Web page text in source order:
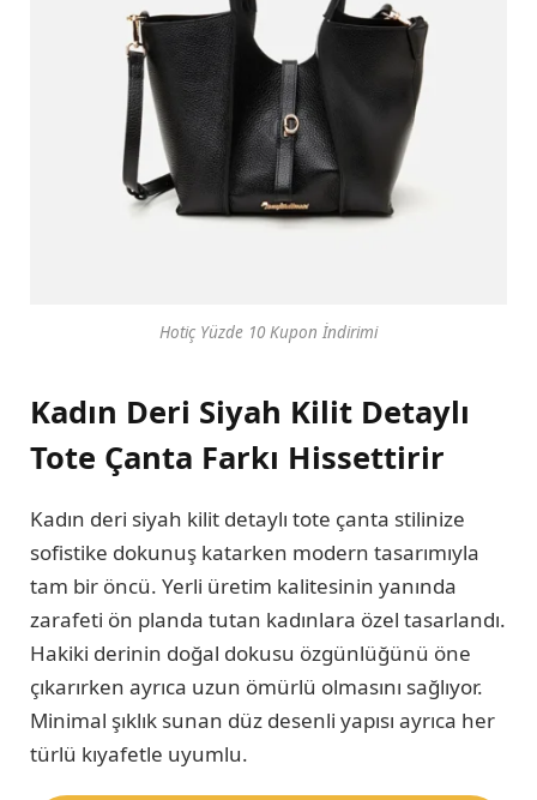
Hotiç Yüzde 10 Kupon İndirimi
Kadın Deri Siyah Kilit Detaylı
Tote Çanta Farkı Hissettirir
Kadın deri siyah kilit detaylı tote çanta stilinize
sofistike dokunuş katarken modern tasarımıyla
tam bir öncü. Yerli üretim kalitesinin yanında
zarafeti ön planda tutan kadınlara özel tasarlandı.
Hakiki derinin doğal dokusu özgünlüğünü öne
çıkarırken ayrıca uzun ömürlü olmasını sağlıyor.
Minimal şıklık sunan düz desenli yapısı ayrıca her
türlü kıyafetle uyumlu.